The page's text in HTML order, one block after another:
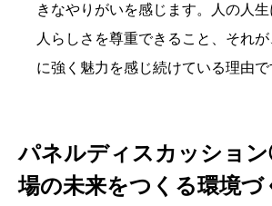
きなやりがいを感じます。人の人
人らしさを尊重できること、それ
に強く魅力を感じ続けている理由で
パネルディスカッショ
場の未来をつくる環境づ